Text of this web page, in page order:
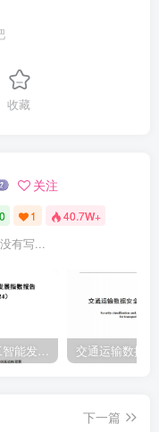
收藏
关注
0 1 40.7W+
有写...
下一篇